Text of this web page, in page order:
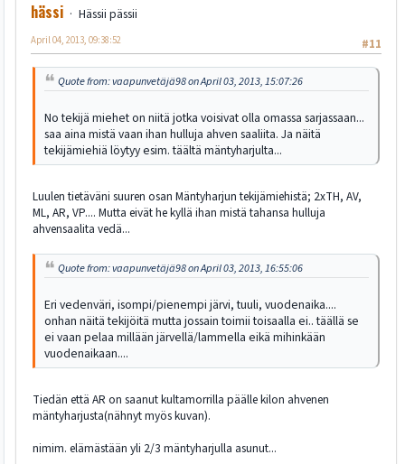
hässi
Hässii pässii
#11
April 04, 2013, 09:38:52
Quote from: vaapunvetäjä98 on April 03, 2013, 15:07:26
No tekijä miehet on niitä jotka voisivat olla omassa sarjassaan...
saa aina mistä vaan ihan hulluja ahven saaliita. Ja näitä
tekijämiehiä löytyy esim. täältä mäntyharjulta...
Luulen tietäväni suuren osan Mäntyharjun tekijämiehistä; 2xTH, AV,
ML, AR, VP.... Mutta eivät he kyllä ihan mistä tahansa hulluja
ahvensaalita vedä...
Quote from: vaapunvetäjä98 on April 03, 2013, 16:55:06
Eri vedenväri, isompi/pienempi järvi, tuuli, vuodenaika....
onhan näitä tekijöitä mutta jossain toimii toisaalla ei.. täällä se
ei vaan pelaa millään järvellä/lammella eikä mihinkään
vuodenaikaan....
Tiedän että AR on saanut kultamorrilla päälle kilon ahvenen
mäntyharjusta(nähnyt myös kuvan).
nimim. elämästään yli 2/3 mäntyharjulla asunut...